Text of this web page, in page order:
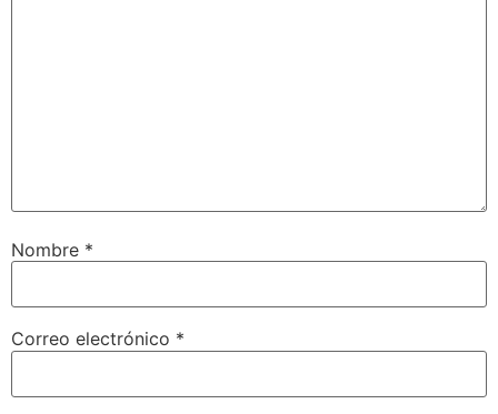
Nombre *
Correo electrónico *